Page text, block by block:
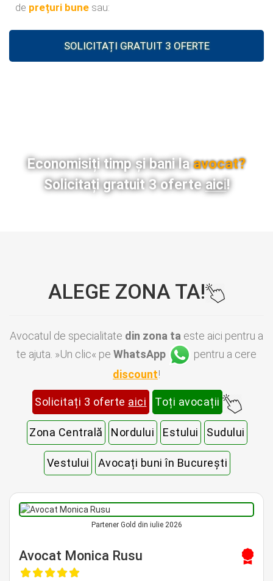
de prețuri bune sau:
SOLICITAȚI GRATUIT 3 OFERTE
Economisiți timp și bani laavocat?
Solicitați gratuit 3 oferteaici!
ALEGE ZONA TA!
Avocatul de specialitate din zona ta este aici pentru a
te ajuta. »Un clic« pe WhatsApp
pentru a cere
discount!
Solicitați 3 oferte aici Toți avocații
Zona Centrală Nordului Estului Sudului
Vestului Avocați buni în București
Partener Gold din iulie 2026
Avocat Monica Rusu